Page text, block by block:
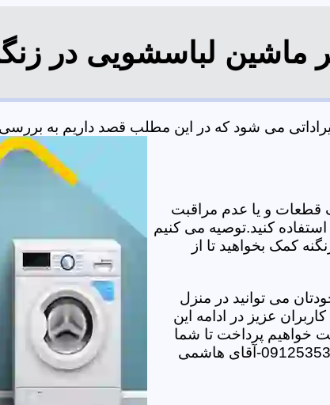
ماشین لباسشویی در
می شود که در این مطلب قصد داریم به بررسی
قطعات و یا عدم مراقبت
کنید.توصیه می کنیم
کمک بخواهید تا از
می توانید در منزل
عزیز در ادامه این
خواهیم پرداخت تا شما